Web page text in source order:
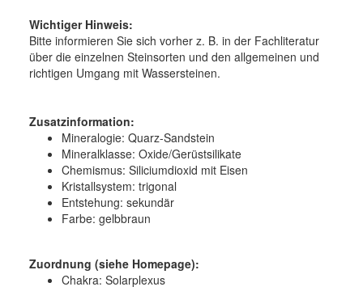
Wichtiger Hinweis:
Bitte informieren Sie sich vorher z. B. in der Fachliteratur
über die einzelnen Steinsorten und den allgemeinen und
richtigen Umgang mit Wassersteinen.
Zusatzinformation:
Mineralogie: Quarz-Sandstein
Mineralklasse: Oxide/Gerüstsilikate
Chemismus: Siliciumdioxid mit Eisen
Kristallsystem: trigonal
Entstehung: sekundär
Farbe: gelbbraun
Zuordnung (siehe Homepage):
Chakra: Solarplexus